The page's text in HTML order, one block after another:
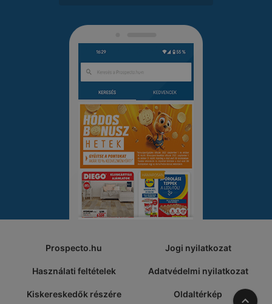
Prospecto.hu Jogi nyilatkozat
Használati feltételek Adatvédelmi nyilatkozat
Kiskereskedők részére Oldaltérkép A